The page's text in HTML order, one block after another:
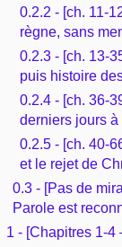
Sanctification
Vie pratique
Mariage, famille
Sujets de A à Z
Études et
Dictionnaires
0.2.2 - [ch. 11-
règne, sans
0.2.3 - [ch. 13-
puis histoire
0.2.4 - [ch. 36-
derniers jours à
0.2.5 - [ch. 40-
et le rejet de
0.3 - [Pas de
Parole est
1 - [Chapitres 1-